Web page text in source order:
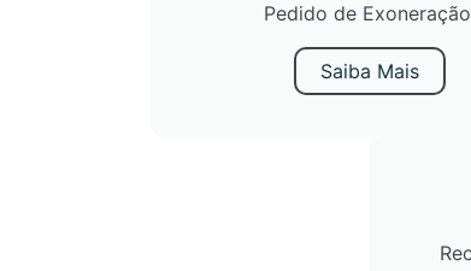
Pedido de
Saiba Mais